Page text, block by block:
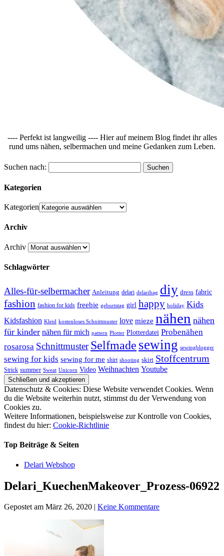
---- Perfekt ist langweilig ---- Hier auf meinem Blog findet ihr alles
rund ums nähen, selbermachen und meine Gedanken zum Leben.
Suchen nach:
Kategorien
Kategorien
Archiv
Archiv
Schlagwörter
Alles-für-selbermacher Anleitung delari delaribag diy dress fabric
fashion fashion for kids freebie geburtstag girl happy holiday Kids
Kidsfashion Kleid kostenloses Schnittmuster love mieze nähen nähen
für kinder nähen für mich pattern Plotter Plotterdatei Probenähen
rosarosa Schnittmuster Selfmade sewing sewingblogger
sewing for kids sewing for me shirt shooting skirt Stoffcentrum
Strick summer Sweat Unicorn Video Weihnachten Youtube
Datenschutz & Cookies: Diese Website verwendet Cookies. Wenn
du die Website weiterhin nutzt, stimmst du der Verwendung von
Cookies zu.
Weitere Informationen, beispielsweise zur Kontrolle von Cookies,
findest du hier: Cookie-Richtlinie
Top Beiträge & Seiten
Delari Webshop
Delari_KuechenMakeover_Prozess-06922
Gepostet am März 26, 2020 | Keine Kommentare